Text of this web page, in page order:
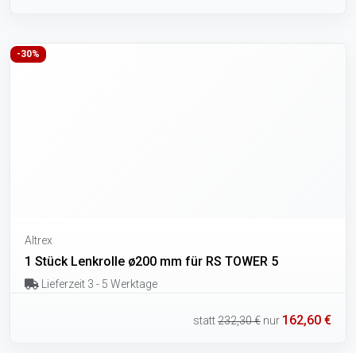
-30%
Altrex
1 Stück Lenkrolle ø200 mm für RS TOWER 5
Lieferzeit 3 - 5 Werktage
statt232,30 € nur 162,60 €